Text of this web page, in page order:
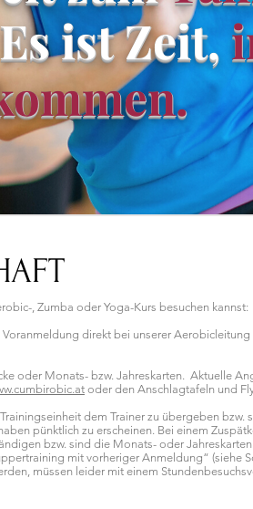
ist Zeit,
, Zumba oder Yoga-Kurs besuchen kannst:
direkt bei unserer Aerobicleitung
oder Monats- bzw. Jahreskarten. Aktuelle
oder den Anschlagtafeln und
dem Trainer zu übergeben bzw.
pünktlich zu erscheinen. Bei einem
bzw. sind die Monats- oder
mit vorheriger Anmeldung“ (siehe
müssen leider mit einem